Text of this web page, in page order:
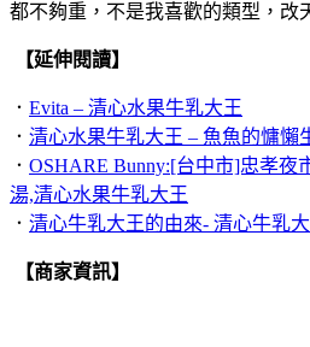
都不夠重，不是我喜歡的類型，改
【延伸閱讀】
． Evita – 清心水果牛乳大王
． 清心水果牛乳大王 – 魚魚的慵懶
． OSHARE Bunny:[台中市]忠孝夜
湯,清心水果牛乳大王
． 清心牛乳大王的由來- 清心牛乳
【商家資訊】